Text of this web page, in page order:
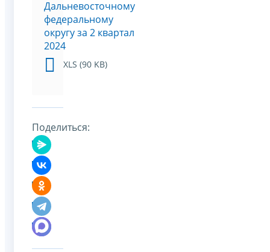
Дальневосточному
федеральному
округу за 2 квартал
2024
XLS (90 KB)
Поделиться: